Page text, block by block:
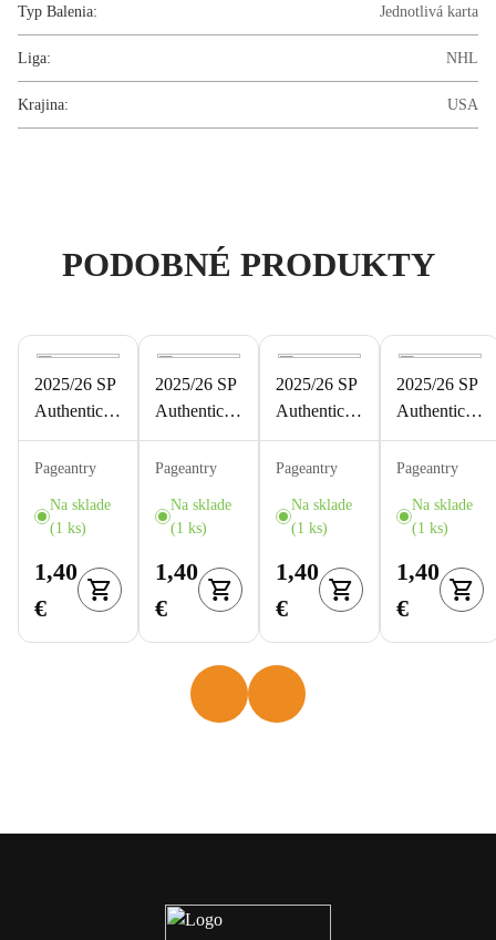
Typ Balenia: Jednotlivá karta
Liga: NHL
Krajina: USA
PODOBNÉ PRODUKTY
2025/26 SP
Authentic –
Noah
Ostlund
Sabres FF-
Pageantry
Na sklade
(1 ks)
1,40
€
2025/26 SP
Authentic –
Sam Morton
Calgary
43
Pageantry
Na sklade
(1 ks)
1,40
€
2025/26 SP
Authentic –
Aydar
Suniev
Flames FF-
Pageantry
Na sklade
(1 ks)
1,40
€
2025/26 SP
Authentic –
Domenick
Fensore
Hurricanes
Pageantry
Na sklade
(1 ks)
1,40
€